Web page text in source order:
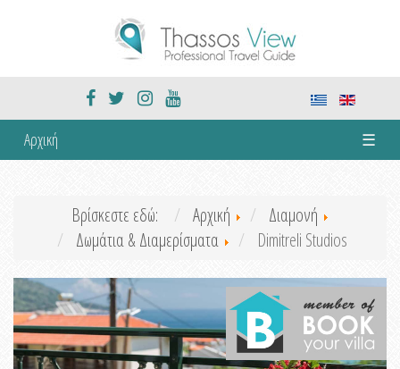
Αρχική ☰
Βρίσκεστε εδώ: Αρχική
Διαμονή
Δωμάτια & Διαμερίσματα
Dimitreli Studios